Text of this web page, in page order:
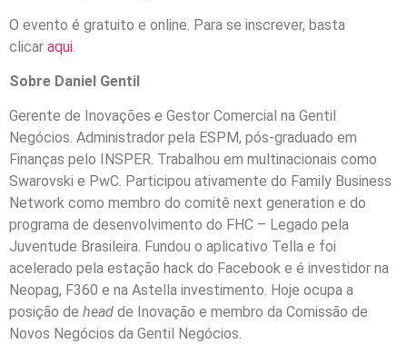
O evento é gratuito e online. Para se inscrever, basta
clicar aqui
Sobre Daniel Gentil
Gerente de Inovações e Gestor Comercial na Gentil
Negócios. Administrador pela ESPM, pós-graduado em
Finanças pelo INSPER. Trabalhou em multinacionais como
Swarovski e PwC. Participou ativamente do Family Business
Network como membro do comitê next generation e do
programa de desenvolvimento do FHC – Legado pela
Juventude Brasileira. Fundou o aplicativo Tella e foi
acelerado pela estação hack do Facebook e é investidor na
Neopag, F360 e na Astella investimento. Hoje ocupa a
posição de head de Inovação e membro da Comissão de
Novos Negócios da Gentil Negócios.